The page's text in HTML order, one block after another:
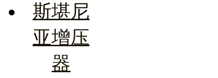
斯堪尼
亚增压
器